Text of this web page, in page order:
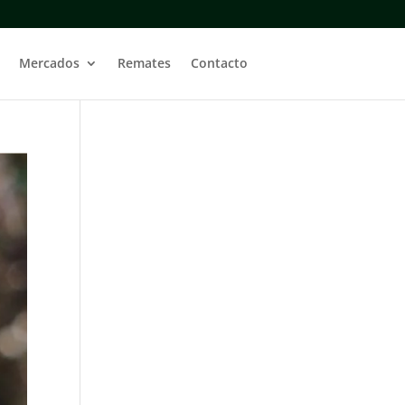
Mercados Remates Contacto